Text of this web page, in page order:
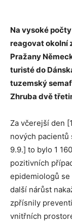
Na vysoké
reagovat okolní
Pražany
turisté do
tuzemský
Zhruba dvě
Za včerejší den
nových pacientů
9.9.] to bylo 1
pozitivních
epidemiologů
další nárůst
zpřísnily
vnitřních